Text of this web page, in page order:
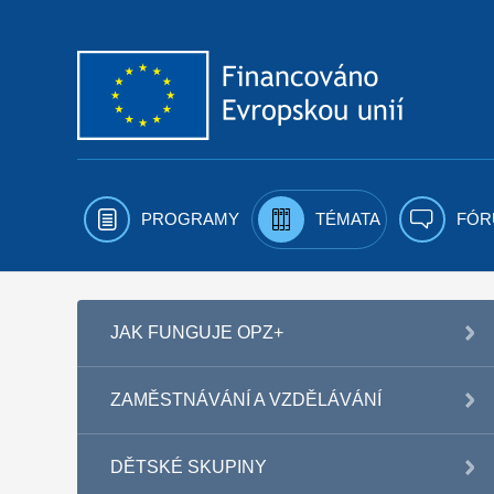
PROGRAMY TÉMATA
JAK FUNGUJE OPZ+
ZAMĚSTNÁVÁNÍ A VZDĚLÁVÁNÍ
DĚTSKÉ SKUPINY